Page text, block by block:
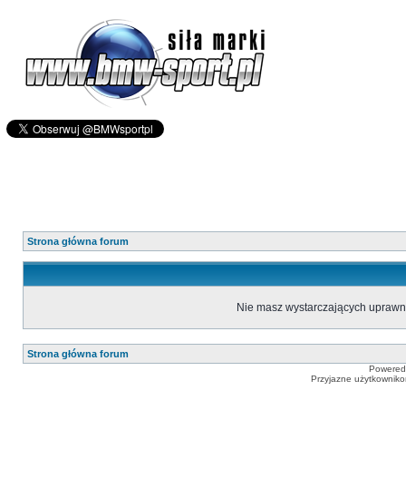
Strona główna forum
Nie masz wystarczających
Strona główna forum
Przyjazne